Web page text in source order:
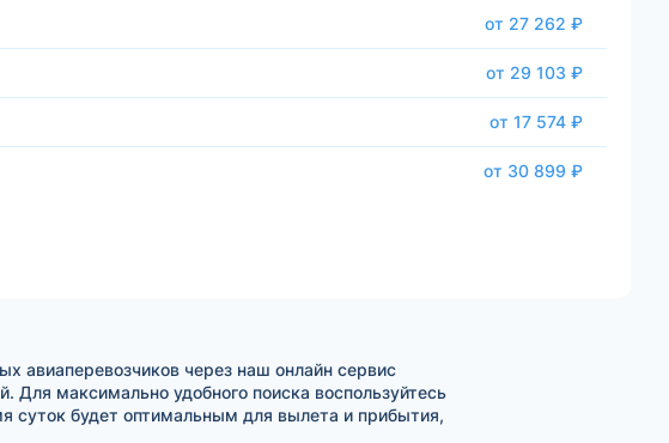
от 27 262 ₽
от 29 103 ₽
от 17 574 ₽
от 30 899 ₽
авиаперевозчиков через наш онлайн сервис
максимально удобного поиска воспользуйтесь
суток будет оптимальным для вылета и прибытия,